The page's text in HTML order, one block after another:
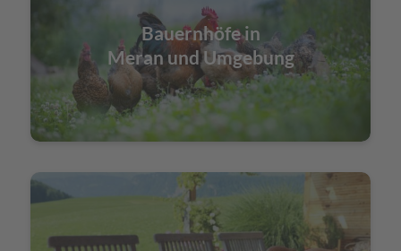
Bauernhöfe in
Meran und Umgebung